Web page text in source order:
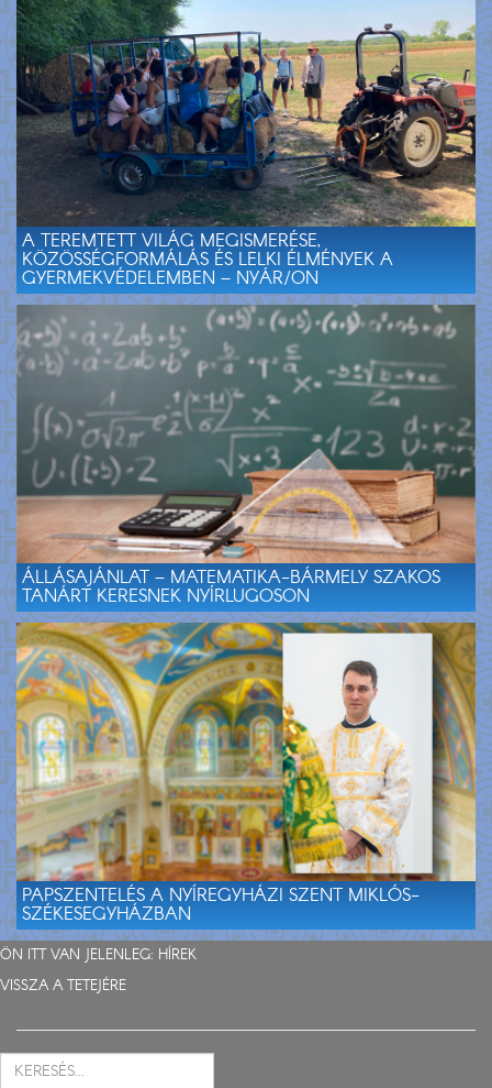
A TEREMTETT VILÁG MEGISMERÉSE,
KÖZÖSSÉGFORMÁLÁS ÉS LELKI ÉLMÉNYEK A
GYERMEKVÉDELEMBEN – NYÁR/ON
ÁLLÁSAJÁNLAT – MATEMATIKA-BÁRMELY SZAKOS
TANÁRT KERESNEK NYÍRLUGOSON
PAPSZENTELÉS A NYÍREGYHÁZI SZENT MIKLÓS-
SZÉKESEGYHÁZBAN
ÖN ITT VAN JELENLEG: HÍREK
VISSZA A TETEJÉRE